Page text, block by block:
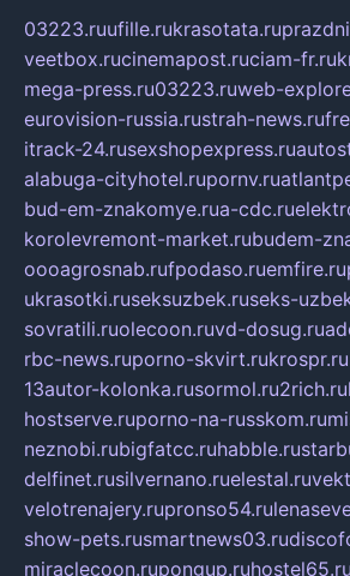
03223.ruufille.rukrasotata.ru
veetbox.rucinemapost.ruciam-fr.ru
mega-press.ru03223.ruweb-
eurovision-russia.rustrah-news.ru
itrack-24.rusexshopexpress.ru
alabuga-cityhotel.rupornv.ru
bud-em-znakomye.rua-cdc.ru
korolevremont-market.rubudem-
oooagrosnab.rufpodaso.ruemfire.ru
ukrasotki.ruseksuzbek.ruseks-
sovratili.ruolecoon.ruvd-dosug.ru
rbc-news.ruporno-skvirt.rukrospr.ru
13autor-kolonka.rusormol.ru2rich.ru
hostserve.ruporno-na-russkom.ru
neznobi.rubigfatcc.ruhabble.ru
delfinet.rusilvernano.ruelestal.ru
velotrenajery.rupronso54.ru
show-pets.rusmartnews03.ru
miraclecoon.rupongup.ruhostel65.ru